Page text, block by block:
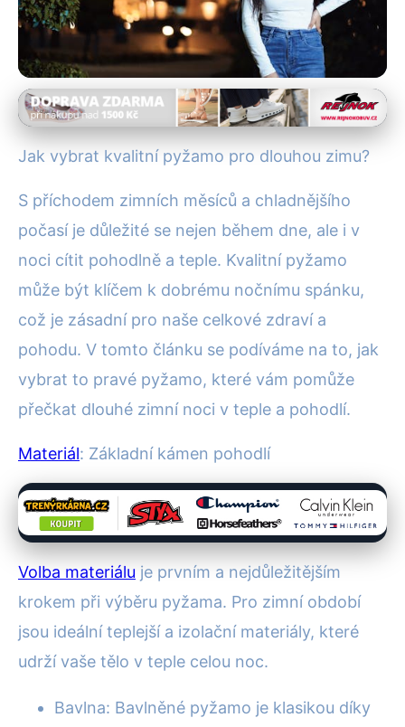
Noční oblečení a pyžama
Jak Vybrat Ideální Pyžamo pro
4. 2. 2026 · 4 min čtení · Autor: Klára Nováková
Jak vybrat kvalitní pyžamo pro dlouhou zimu?
S příchodem zimních měsíců a chladnějšího
počasí je důležité se nejen během dne, ale i v
noci cítit pohodlně a teple. Kvalitní pyžamo
může být klíčem k dobrému nočnímu spánku,
což je zásadní pro naše celkové zdraví a
pohodu. V tomto článku se podíváme na to, jak
vybrat to pravé pyžamo, které vám pomůže
přečkat dlouhé zimní noci v teple a pohodlí.
Materiál: Základní kámen pohodlí
Volba materiálu je prvním a nejdůležitějším
krokem při výběru pyžama. Pro zimní období
jsou ideální teplejší a izolační materiály, které
udrží vaše tělo v teple celou noc.
Bavlna: Bavlněné pyžamo je klasikou díky